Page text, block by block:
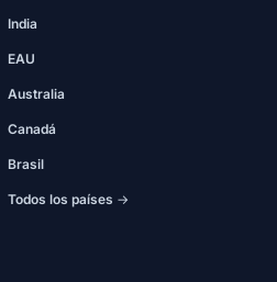
India
EAU
Australia
Canadá
Brasil
Todos los países →